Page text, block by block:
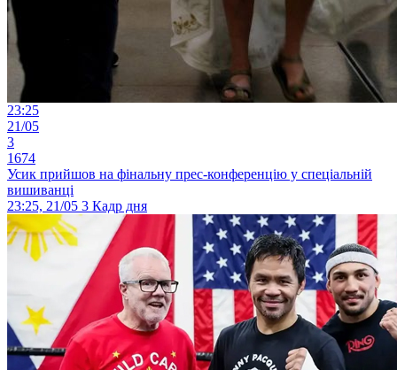
23:25
21/05
3
1674
Усик прийшов на фінальну прес-конференцію у спеціальній
вишиванці
23:25, 21/05 3 Кадр дня